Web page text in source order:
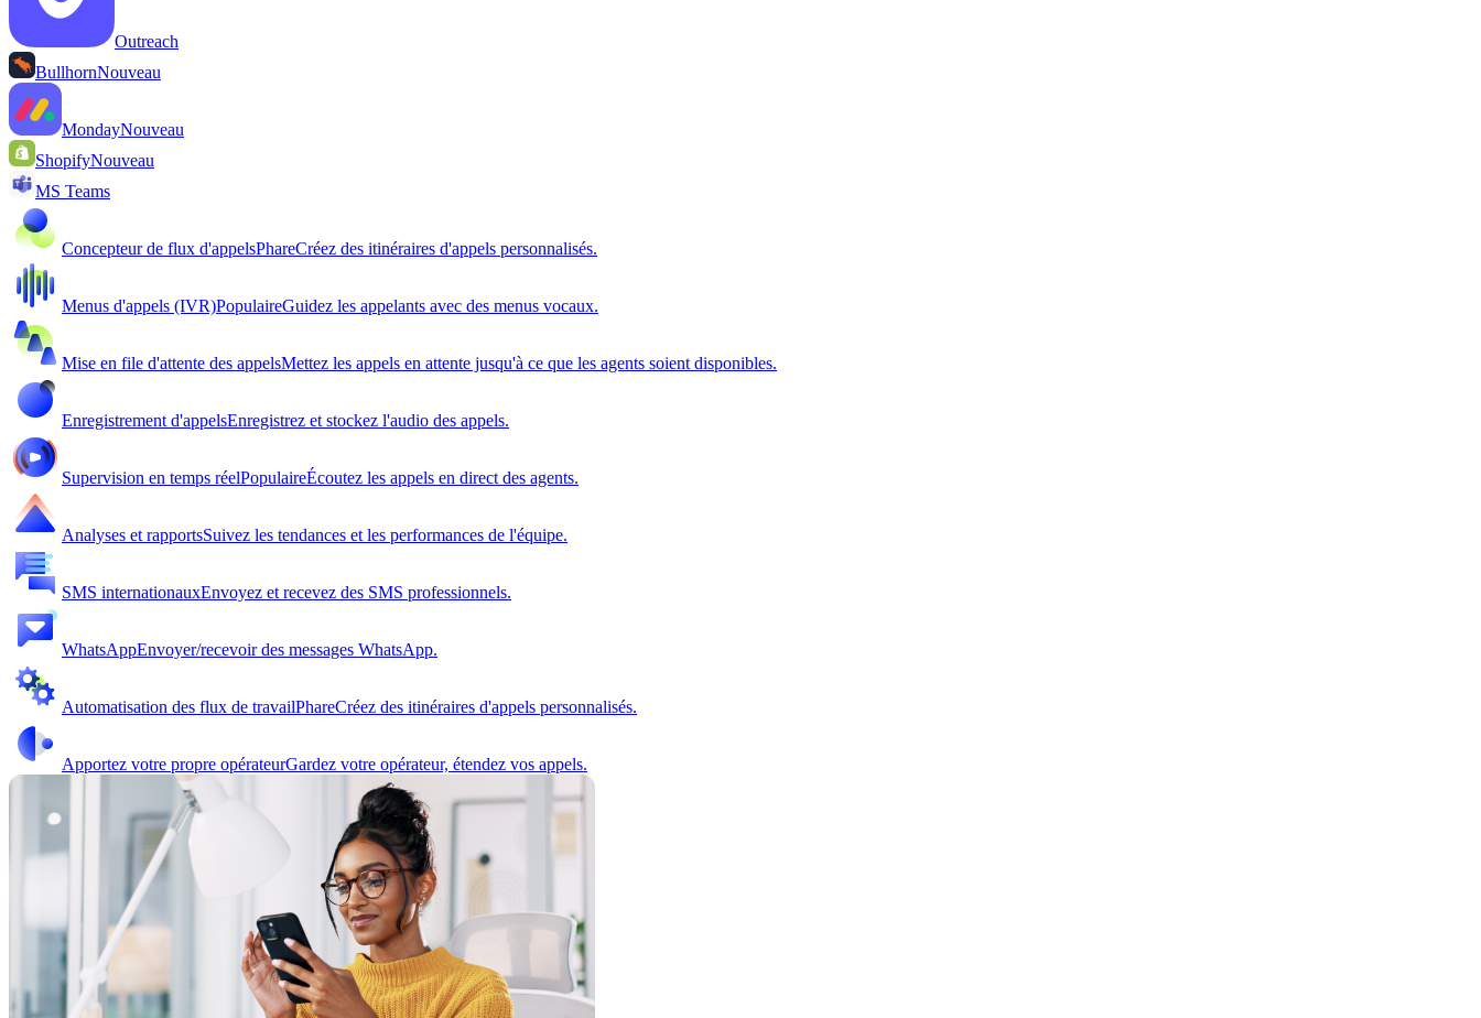
Outreach
BullhornNouveau
MondayNouveau
ShopifyNouveau
MS Teams
Concepteur de flux d'appelsPhareCréez des itinéraires d'appels personnalisés.
Menus d'appels (IVR)PopulaireGuidez les appelants avec des menus vocaux.
Mise en file d'attente des appelsMettez les appels en attente jusqu'à ce que les agents soient disponibles.
Enregistrement d'appelsEnregistrez et stockez l'audio des appels.
Supervision en temps réelPopulaireÉcoutez les appels en direct des agents.
Analyses et rapportsSuivez les tendances et les performances de l'équipe.
SMS internationauxEnvoyez et recevez des SMS professionnels.
WhatsAppEnvoyer/recevoir des messages WhatsApp.
Automatisation des flux de travailPhareCréez des itinéraires d'appels personnalisés.
Apportez votre propre opérateurGardez votre opérateur, étendez vos appels.